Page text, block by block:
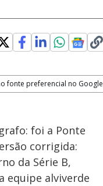
fonte preferencial no Google
foi a Ponte
corrigida:
da Série B,
equipe alviverde